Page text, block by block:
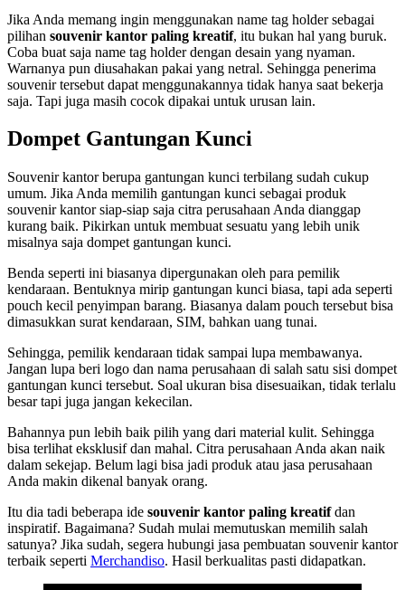
Jika Anda memang ingin menggunakan name tag holder sebagai
pilihan souvenir kantor paling kreatif, itu bukan hal yang buruk.
Coba buat saja name tag holder dengan desain yang nyaman.
Warnanya pun diusahakan pakai yang netral. Sehingga penerima
souvenir tersebut dapat menggunakannya tidak hanya saat bekerja
saja. Tapi juga masih cocok dipakai untuk urusan lain.
Dompet Gantungan Kunci
Souvenir kantor berupa gantungan kunci terbilang sudah cukup
umum. Jika Anda memilih gantungan kunci sebagai produk
souvenir kantor siap-siap saja citra perusahaan Anda dianggap
kurang baik. Pikirkan untuk membuat sesuatu yang lebih unik
misalnya saja dompet gantungan kunci.
Benda seperti ini biasanya dipergunakan oleh para pemilik
kendaraan. Bentuknya mirip gantungan kunci biasa, tapi ada seperti
pouch kecil penyimpan barang. Biasanya dalam pouch tersebut bisa
dimasukkan surat kendaraan, SIM, bahkan uang tunai.
Sehingga, pemilik kendaraan tidak sampai lupa membawanya.
Jangan lupa beri logo dan nama perusahaan di salah satu sisi dompet
gantungan kunci tersebut. Soal ukuran bisa disesuaikan, tidak terlalu
besar tapi juga jangan kekecilan.
Bahannya pun lebih baik pilih yang dari material kulit. Sehingga
bisa terlihat eksklusif dan mahal. Citra perusahaan Anda akan naik
dalam sekejap. Belum lagi bisa jadi produk atau jasa perusahaan
Anda makin dikenal banyak orang.
Itu dia tadi beberapa ide souvenir kantor paling kreatifdan
inspiratif. Bagaimana? Sudah mulai memutuskan memilih salah
satunya? Jika sudah, segera hubungi jasa pembuatan souvenir kantor
terbaik seperti Merchandiso. Hasil berkualitas pasti didapatkan.